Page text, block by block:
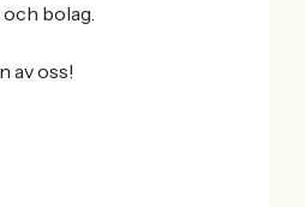
bolag.
av oss!